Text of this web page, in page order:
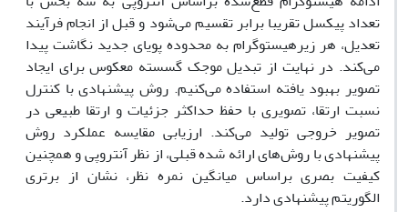
تعداد پیکسل ‌تقریبا برابر تقسیم می‌شود و قبل از انجام فرآیند
تعدیل، هر زیر‌هیستوگرام به محدوده پویای جدید نگاشت پیدا
می‌‌کند. در ‌نهایت از تبدیل موجک گسسته معکوس برای ایجاد
تصویر بهبود یافته استفاده می‌‌کنیم. روش پیشنهادی با کنترل
نسبت ارتقا، تصویری با حفظ حداکثر جزئیات و ارتقا طبیعی در
تصویر خروجی تولید می‌کند. ارزیابی مقایسه عملکرد روش
پیشنهادی با روش‌های ارائه شده قبلی، از نظر آنتروپی و همچنین
کیفیت بصری بر‌اساس میانگین نمره نظر، نشان از برتری
الگوریتم پیشنهادی دارد.